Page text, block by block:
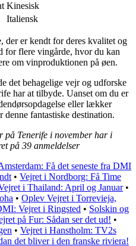
Kinesisk
Italiensk
der er kendt for deres kvalitet og
for flere vingårde, hvor du kan
om vinproduktionen på øen.
det behagelige vejr og udforske
har at tilbyde. Uanset om du er
eller lækker
fantastiske destination.
på Tenerife i november har i
på 39 anmeldelser
Få det seneste fra DMI
• Vejret i Nordborg: Få Time
i Thailand: April og Januar•
• Oplev Vejret i Torrevieja,
Vejret i Ringsted • Solskin og
på Fur: Sådan ser det ud! •
• Vejret i Hanstholm: TV2s
det bliver i den franske riviera!